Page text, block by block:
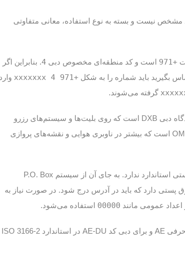
مشخص نیست و بسته به نوع استفاده، معانی متفاوتی
+971 است و کد منطقه‌ای مخصوص دبی 4. بنابراین اگر
بگیرید باید شماره را به شکل +971 4 xxxxxxx
وارد
گرفته می‌شوند.
کد فرودگاه بین‌المللی دبی: کد سه‌ حرفی IATA فرودگاه دبی DXB است که روی بلیت‌ها و سیستم‌های رزرو
پرواز استفاده می‌شود. کد چهارحرفی ICAO نیز OMDB است که بیشتر در ناوبری هوایی و نقشه‌های پروازی
کد پستی دبی: برخلاف بسیاری از کشورها، دبی کدپستی استاندارد ندارد. به جای آن از سیستم P.O. Box
دارد که باید در آدرس درج شود. در صورت نیاز به
عمومی مانند 00000 استفاده می‌شود.
کد های بین‌المللی رسمی (ISO): برای امارات کد دوحرفی AE و برای دبی کد AE-DU در استاندارد ISO 3166-2